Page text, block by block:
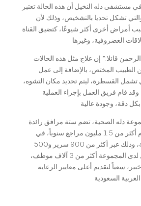
مستشفى دله النخيل أن هذه الحالة تعتبر
تشكل تحديا بالتشخيص، وذلك لأن
أمراض أخرى أكثر شيوعًا، كتضيق القناة
قائلا:” إن علاج مثل هذه الحالات
الطبيب المختص، بالإضافة إلى عمل
تشمل القسطرة، ليتم تحديد مكان التشوه،
قام فريق العمل بإجراء العملية
دله الصحية، تضم ستة مرافق رائدة
للرعاية الصحية، تخدم أكثر من 1.5 مليون مراجع سنوياً، في
مختلف أنحاء المملكة، وذلك عبر أكثر من 900 سرير و500
عيادة خارجية، ويعمل لدى المجموعة أكثر من 3 آلاف موظف،
سعياً لتقديم أعلى معايير الرعاية